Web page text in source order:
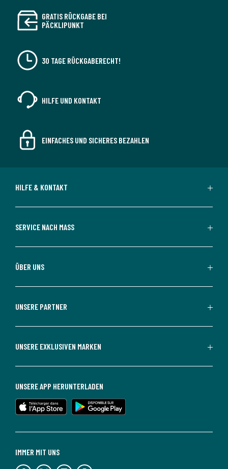
GRATIS RÜCKGABE BEI
PÄCKLIPUNKT
30 TAGE RÜCKGABERECHT!
HILFE UND KONTAKT
EINFACHES UND SICHERES BEZAHLEN
HILFE & KONTAKT
SERVICE NACH MASS
ÜBER UNS
UNSERE PARTNER
UNSERE EXKLUSIVEN MARKEN
IMMER MIT UNS
UNSERE APP HERUNTERLADEN